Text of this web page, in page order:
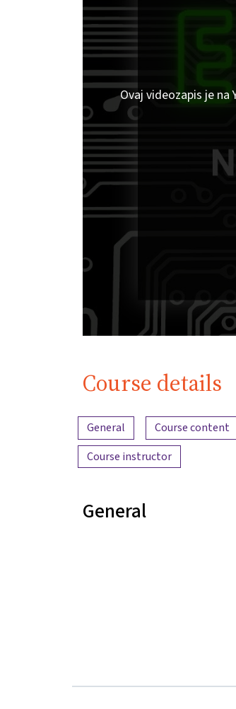
Ovaj videozapis je na
Course details
Content overview
General Course content
Course instructor
General